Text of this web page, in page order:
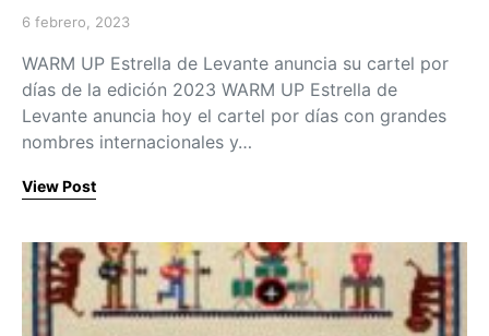
Posted on
6 febrero, 2023
WARM UP Estrella de Levante anuncia su cartel por
días de la edición 2023 WARM UP Estrella de
Levante anuncia hoy el cartel por días con grandes
nombres internacionales y…
View Post